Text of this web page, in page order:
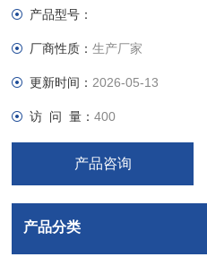
泛应用于医疗/健康
气、航空航天、汽
轴机器人FDM精密
产品型号：
厂商性质：生产厂家
更新时间： 2026-05-13
访 问 量：400
产品咨询
产品分类